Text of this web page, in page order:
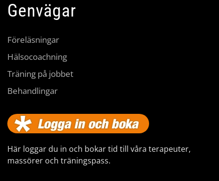
Genvägar
Föreläsningar
Hälsocoachning
Träning på jobbet
Behandlingar
Här loggar du in och bokar tid till våra terapeuter,
massörer och träningspass.